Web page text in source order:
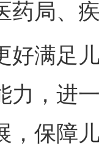
药局、
满足儿
力，进
，保障